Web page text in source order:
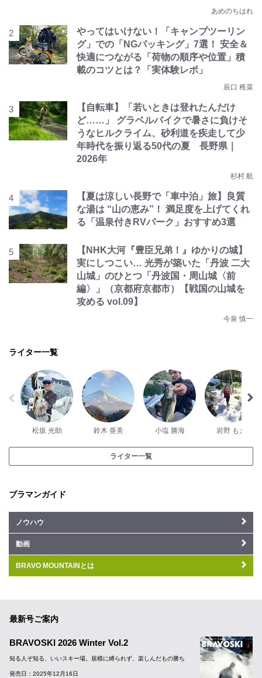
あめのちはれ
やってはいけない！「キャンプツーリン
グ」での「NGパッキング」7選！ 安全＆
快適につながる「荷物の順序や位置」積
載のコツとは？「実体験レポ」
辰口 稚菜
【自転車】「若いときは登れたんだけ
ど……」 グラベルバイクで暑さに負けそ
うなヒルクライム、砂利道を疾走して少
年時代を振り返る50代の夏 長野県｜
2026年
杉村 航
【夏は涼しい長野で「車中泊」旅】良質
な湯は “山の恵み”！ 満足度を上げてくれ
る「温泉付きRVパーク」おすすめ3選
【NHK大河『豊臣兄弟！』ゆかりの城】
実にしつこい… 光秀が築いた「丹波 二大
山城」のひとつ「丹波国・周山城〈前
編〉」（京都府京都市）【戦国の山城を
攻める vol.09】
今泉 慎一
ライター一覧
松坂 光助 鈴木 亜美 小塩 勝海 岩野 もえ
ライター一覧
ブラマンガイド
ノウハウ
動画
BRAVO MOUNTAINとは
最新号ご案内
BRAVOSKI 2026 Winter Vol.2
知る人ぞ知る、いいスキー場。規模に縛られず、楽しんだもの勝ち
発売日：2025年12月16日